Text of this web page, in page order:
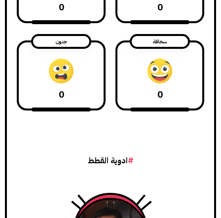
0
0
سخافة
0
جنون
0
ادوية القطط